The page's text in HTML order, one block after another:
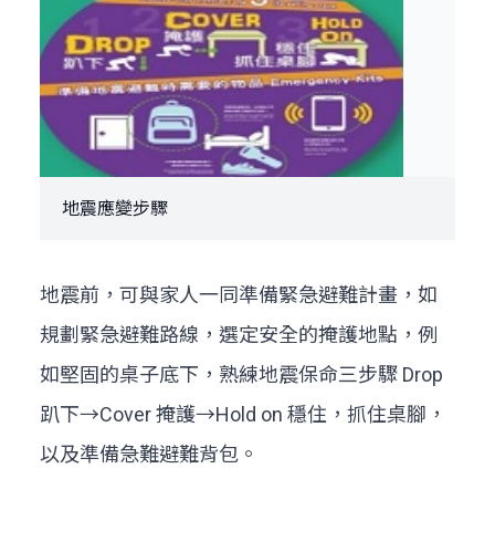
地震應變步驟
地震前，可與家人一同準備緊急避難計畫，如
規劃緊急避難路線，選定安全的掩護地點，例
如堅固的桌子底下，熟練地震保命三步驟 Drop
趴下→Cover 掩護→Hold on 穩住，抓住桌腳，
以及準備急難避難背包。